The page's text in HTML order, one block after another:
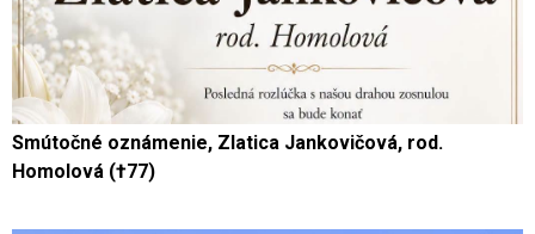
Smútočné oznámenie, Zlatica Jankovičová, rod.
Homolová (†77)